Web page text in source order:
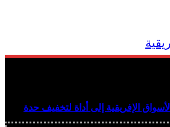
الإفريقية إلى أداة لتخفيف حدة